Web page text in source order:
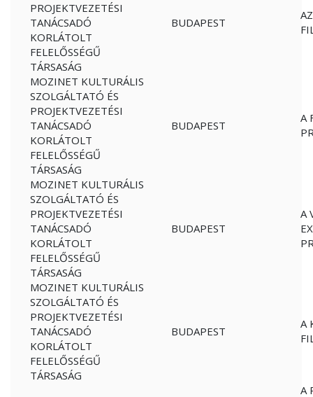
PROJEKTVEZETÉSI
TANÁCSADÓ
KORLÁTOLT
FELELŐSSÉGŰ
TÁRSASÁG
BUDAPEST
MOZINET KULTURÁLIS
SZOLGÁLTATÓ ÉS
PROJEKTVEZETÉSI
TANÁCSADÓ
KORLÁTOLT
FELELŐSSÉGŰ
TÁRSASÁG
BUDAPEST
A
MOZINET KULTURÁLIS
SZOLGÁLTATÓ ÉS
PROJEKTVEZETÉSI
TANÁCSADÓ
KORLÁTOLT
FELELŐSSÉGŰ
TÁRSASÁG
BUDAPEST
A
MOZINET KULTURÁLIS
SZOLGÁLTATÓ ÉS
PROJEKTVEZETÉSI
TANÁCSADÓ
KORLÁTOLT
FELELŐSSÉGŰ
TÁRSASÁG
BUDAPEST
A
A